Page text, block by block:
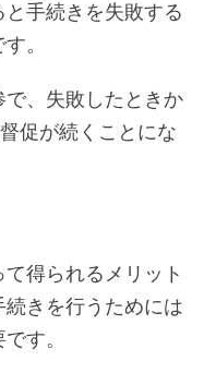
手続きを失敗する
。
、失敗したときか
促が続くことにな
得られるメリット
きを行うためには
す。